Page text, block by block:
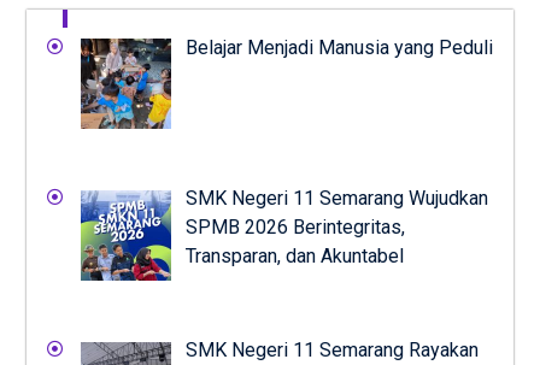
Belajar Menjadi Manusia yang Peduli
SMK Negeri 11 Semarang Wujudkan
SPMB 2026 Berintegritas,
Transparan, dan Akuntabel
SMK Negeri 11 Semarang Rayakan